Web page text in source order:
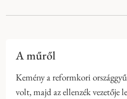
A műről
Kemény a reformkori
volt, majd az ellenzék vezetője